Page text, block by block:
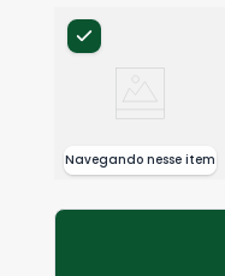
Navegando nesse item